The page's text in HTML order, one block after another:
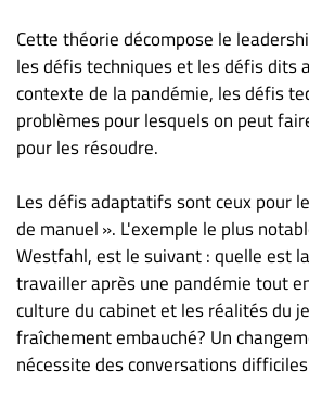
Cette théorie décompose le
les défis techniques et les défis dits
contexte de la pandémie, les défis
problèmes pour lesquels on peut
pour les résoudre.
Les défis adaptatifs sont ceux pour
de manuel ». L'exemple le plus
Westfahl, est le suivant : quelle est
travailler après une pandémie tout
culture du cabinet et les réalités du
fraîchement embauché? Un
nécessite des conversations